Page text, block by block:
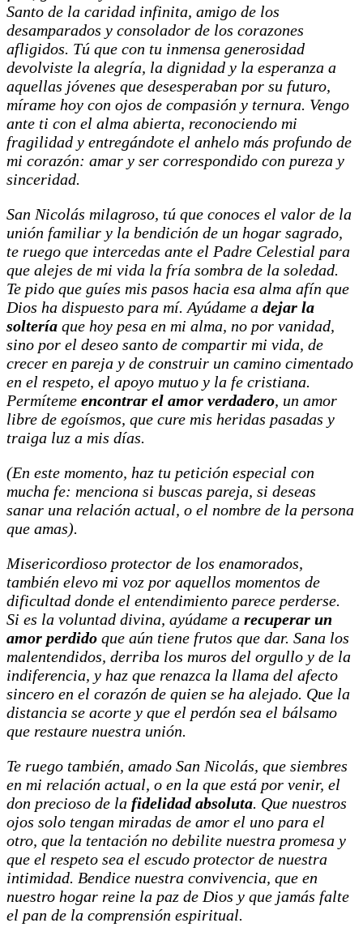
Santo de la caridad infinita, amigo de los
desamparados y consolador de los corazones
afligidos. Tú que con tu inmensa generosidad
devolviste la alegría, la dignidad y la esperanza a
aquellas jóvenes que desesperaban por su futuro,
mírame hoy con ojos de compasión y ternura. Vengo
ante ti con el alma abierta, reconociendo mi
fragilidad y entregándote el anhelo más profundo de
mi corazón: amar y ser correspondido con pureza y
sinceridad.
San Nicolás milagroso, tú que conoces el valor de la
unión familiar y la bendición de un hogar sagrado,
te ruego que intercedas ante el Padre Celestial para
que alejes de mi vida la fría sombra de la soledad.
Te pido que guíes mis pasos hacia esa alma afín que
Dios ha dispuesto para mí. Ayúdame a dejar la
soltería que hoy pesa en mi alma, no por vanidad,
sino por el deseo santo de compartir mi vida, de
crecer en pareja y de construir un camino cimentado
en el respeto, el apoyo mutuo y la fe cristiana.
Permíteme encontrar el amor verdadero, un amor
libre de egoísmos, que cure mis heridas pasadas y
traiga luz a mis días.
(En este momento, haz tu petición especial con
mucha fe: menciona si buscas pareja, si deseas
sanar una relación actual, o el nombre de la persona
que amas).
Misericordioso protector de los enamorados,
también elevo mi voz por aquellos momentos de
dificultad donde el entendimiento parece perderse.
Si es la voluntad divina, ayúdame a recuperar un
amor perdido que aún tiene frutos que dar. Sana los
malentendidos, derriba los muros del orgullo y de la
indiferencia, y haz que renazca la llama del afecto
sincero en el corazón de quien se ha alejado. Que la
distancia se acorte y que el perdón sea el bálsamo
que restaure nuestra unión.
Te ruego también, amado San Nicolás, que siembres
en mi relación actual, o en la que está por venir, el
don precioso de la fidelidad absoluta. Que nuestros
ojos solo tengan miradas de amor el uno para el
otro, que la tentación no debilite nuestra promesa y
que el respeto sea el escudo protector de nuestra
intimidad. Bendice nuestra convivencia, que en
nuestro hogar reine la paz de Dios y que jamás falte
el pan de la comprensión espiritual.